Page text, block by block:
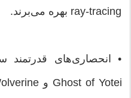
ray-tracing بهره می‌برند.